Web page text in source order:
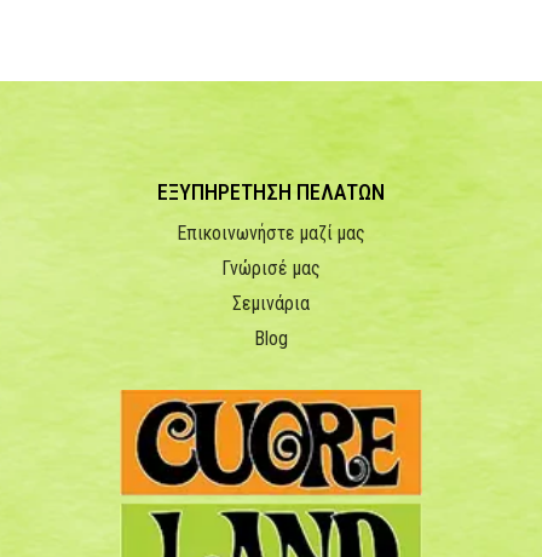
ΕΞΥΠΗΡΕΤΗΣΗ ΠΕΛΑΤΩΝ
Επικοινωνήστε μαζί μας
Γνώρισέ μας
Σεμινάρια
Blog